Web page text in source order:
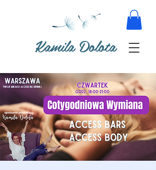
Kamila Dolota